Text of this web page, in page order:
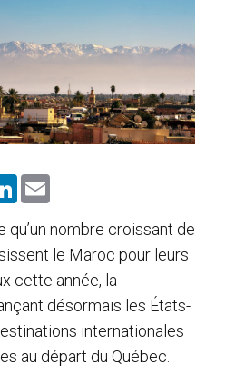
L
k
e
d
n
i
l
qu’un nombre croissant de
le Maroc pour leurs
cette année, la
désormais les États-
internationales
au départ du Québec.